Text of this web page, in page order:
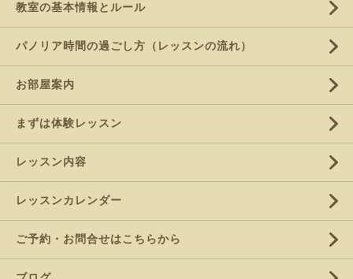
教室の基本情報とルール
パノリア時間の過ごし方（レッスンの流れ）
お部屋案内
まずは体験レッスン
レッスン内容
レッスンカレンダー
ご予約・お問合せはこちらから